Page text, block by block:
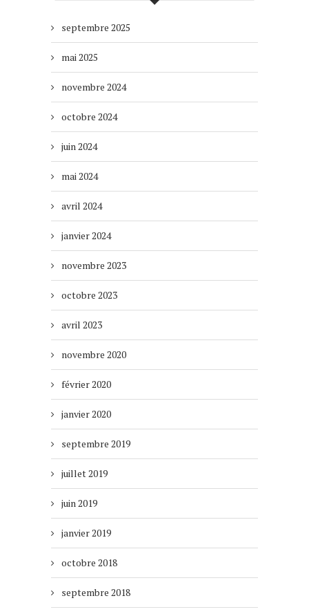
septembre 2025
mai 2025
novembre 2024
octobre 2024
juin 2024
mai 2024
avril 2024
janvier 2024
novembre 2023
octobre 2023
avril 2023
novembre 2020
février 2020
janvier 2020
septembre 2019
juillet 2019
juin 2019
janvier 2019
octobre 2018
septembre 2018